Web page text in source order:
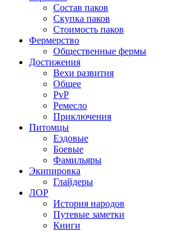
Состав паков
Скупка паков
Стоимость паков
Фермерство
Общественные фермы
Достижения
Вехи развития
Общее
PvP
Ремесло
Приключения
Питомцы
Ездовые
Боевые
Фамильяры
Экипировка
Глайдеры
ЛОР
История народов
Путевые заметки
Книги